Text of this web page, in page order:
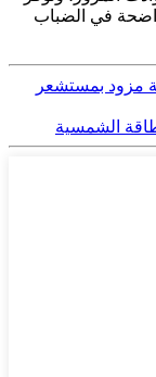
في الضباب
مزود بمستشعر
الشمسية